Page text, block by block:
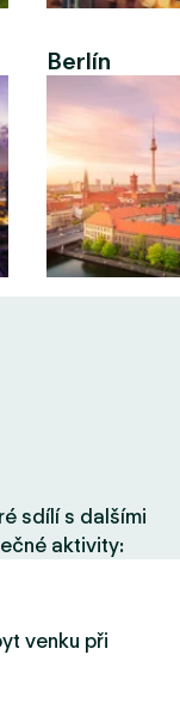
Berlín
sdílí s dalšími
aktivity:
venku při